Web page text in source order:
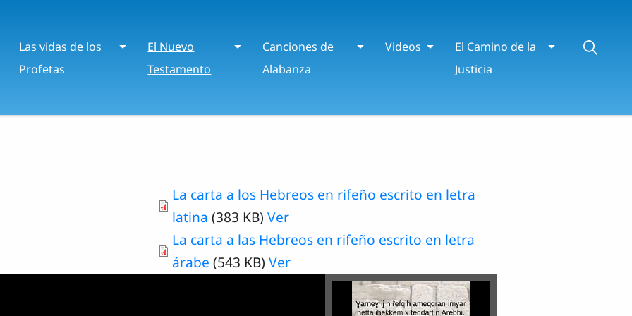
Las vidas de los
Profetas
El Nuevo
Testamento
Canciones de
Alabanza
Videos
El Camino de la
Justicia
La carta a los Hebreos en rifeño escrito en letra
latina (383 KB) Ver
La carta a las Hebreos en rifeño escrito en letra
árabe (543 KB) Ver